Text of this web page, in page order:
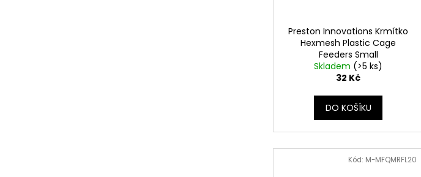
Preston Innovations Krmítko
Hexmesh Plastic Cage
Feeders Small
Skladem (>5 ks)
32 Kč
DO KOŠÍKU
Kód: M-MFQMRFL20